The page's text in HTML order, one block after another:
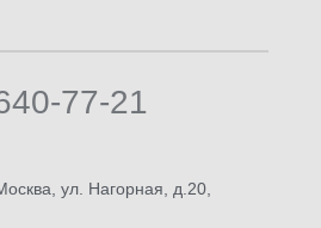
77-21
ул. Нагорная, д.20,